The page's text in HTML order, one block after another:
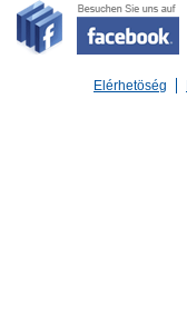
Elérhetöség